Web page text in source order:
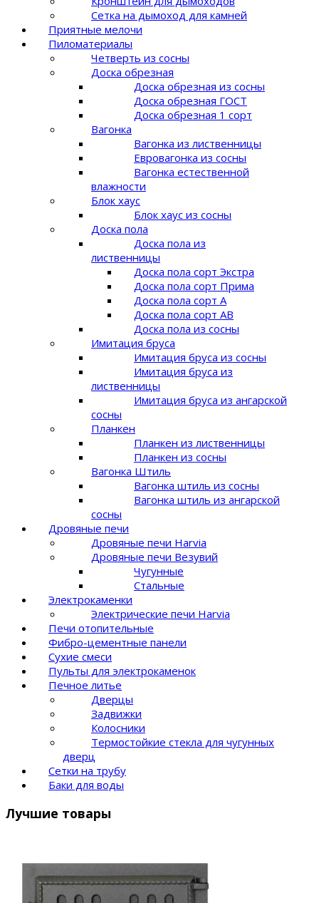
Сетка на дымоход для камней
Приятные мелочи
Пиломатериалы
Четверть из сосны
Доска обрезная
Доска обрезная из сосны
Доска обрезная ГОСТ
Доска обрезная 1 сорт
Вагонка
Вагонка из лиственницы
Евровагонка из сосны
Вагонка естественной
влажности
Блок хаус
Блок хаус из сосны
Доска пола
Доска пола из
лиственницы
Доска пола сорт Экстра
Доска пола сорт Прима
Доска пола сорт A
Доска пола сорт AB
Доска пола из сосны
Имитация бруса
Имитация бруса из сосны
Имитация бруса из
лиственницы
Имитация бруса из ангарской
сосны
Планкен
Планкен из лиственницы
Планкен из сосны
Вагонка Штиль
Вагонка штиль из сосны
Вагонка штиль из ангарской
сосны
Дровяные печи
Дровяные печи Harvia
Дровяные печи Везувий
Чугунные
Стальные
Электрокаменки
Электрические печи Harvia
Печи отопительные
Фибро-цементные панели
Сухие смеси
Пульты для электрокаменок
Печное литье
Дверцы
Задвижки
Колосники
Термостойкие стекла для чугунных
дверц
Сетки на трубу
Баки для воды
Лучшие товары